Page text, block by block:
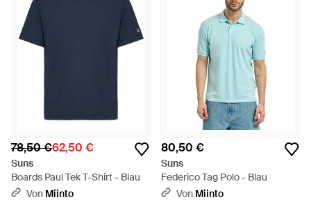
78,50 €62,50 €
Suns
Boards Paul Tek T-Shirt - Blau
Von Miinto
80,50 €
Suns
Federico Tag Polo - Blau
Von Miinto